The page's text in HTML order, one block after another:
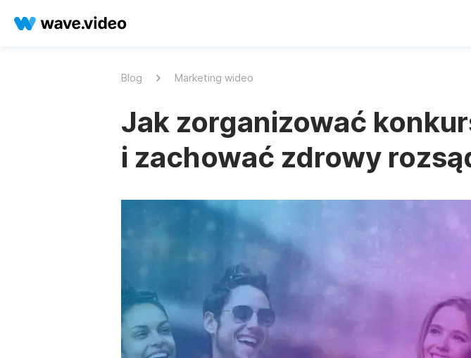
Blog Marketing wideo
Jak zorganizować
i zachować zdrowy